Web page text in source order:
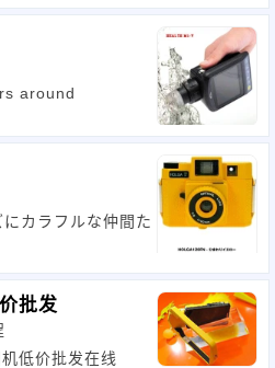
around
カラフルな仲間た
批发
低价批发在线